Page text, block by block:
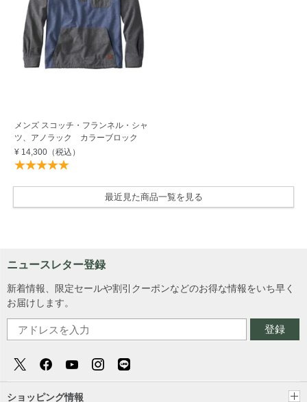
メンズ スコッチ・フランネル・シャ
ツ、アノラック カラーブロック
¥ 14,300（税込）
最近見た商品一覧を見る
ニュースレター登録
新着情報、限定セールや割引クーポンなどのお得な情報をいち早く
お届けします。
登録
ショッピング情報